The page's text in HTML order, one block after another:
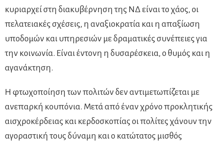
κυριαρχεί στη διακυβέρνηση της ΝΔ είναι το χάος, οι
πελατειακές σχέσεις, η αναξιοκρατία και η απαξίωση
υποδομών και υπηρεσιών με δραματικές συνέπειες για
την κοινωνία. Είναι έντονη η δυσαρέσκεια, ο θυμός και η
αγανάκτηση.
Η φτωχοποίηση των πολιτών δεν αντιμετωπίζεται με
ανεπαρκή κουπόνια. Μετά από έναν χρόνο προκλητικής
αισχροκέρδειας και κερδοσκοπίας οι πολίτες χάνουν την
αγοραστική τους δύναμη και ο κατώτατος μισθός